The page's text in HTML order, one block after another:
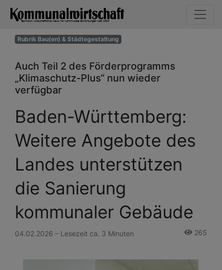
Rubrik Bau(en) & Städtegestaltung
Auch Teil 2 des Förderprogramms
„Klimaschutz-Plus“ nun wieder
verfügbar
Baden-Württemberg:
Weitere Angebote des
Landes unterstützen
die Sanierung
kommunaler Gebäude
04.02.2026 – Lesezeit ca. 3 Minuten 265